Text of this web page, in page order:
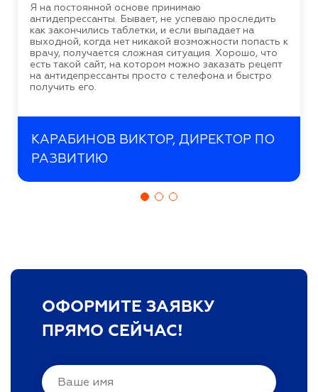
Я на постоянной основе принимаю
антидепрессанты. Бывает, не успеваю проследить
как закончились таблетки, и если выпадает на
выходной, когда нет никакой возможности попасть к
врачу, получается сложная ситуация. Хорошо, что
есть такой сайт, на котором можно заказать рецепт
на антидепрессанты просто с телефона и быстро
получить его.
КАРАБИНОВ ВИКТОР, ДИРЕКТОР ПО
РАЗВИТИЮ
ОФОРМИТЕ ЗАЯВКУ
ПРЯМО СЕЙЧАС!